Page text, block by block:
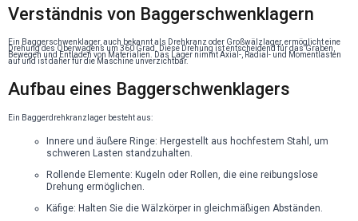
Verständnis von Baggerschwenklagern
Ein Baggerschwenklager, auch bekannt als Drehkranz oder Großwälzlager, ermöglicht eine
Drehung des Oberwagens um 360 Grad. Diese Drehung ist entscheidend für das Graben,
Bewegen und Entladen von Materialien. Das Lager nimmt Axial-, Radial- und Momentlasten
auf und ist daher für die Maschine unverzichtbar.
Aufbau eines Baggerschwenklagers
Ein Baggerdrehkranzlager besteht aus:
Innere und äußere Ringe: Hergestellt aus hochfestem Stahl, um
schweren Lasten standzuhalten.
Rollende Elemente: Kugeln oder Rollen, die eine reibungslose
Drehung ermöglichen.
Käfige: Halten Sie die Wälzkörper in gleichmäßigen Abständen.